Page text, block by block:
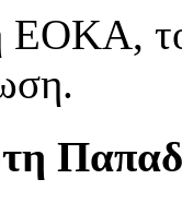
ΕΟΚΑ,